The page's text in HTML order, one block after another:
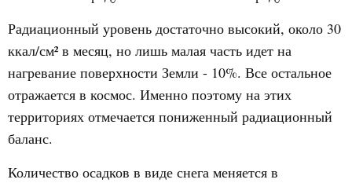
Радиационный уровень достаточно высокий, около 30
ккал/см² в месяц, но лишь малая часть идет на
нагревание поверхности Земли - 10%. Все остальное
отражается в космос. Именно поэтому на этих
территориях отмечается пониженный радиационный
баланс.
Количество осадков в виде снега меняется в